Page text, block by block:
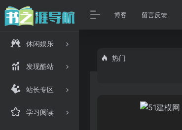
休闲娱乐
发现酷站
站长专区
学习阅读
博客 留言反馈
热门